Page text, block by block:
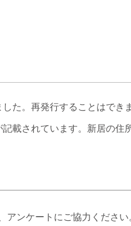
た。再発行することはでき
載されています。新居の住
ンケートにご協力ください